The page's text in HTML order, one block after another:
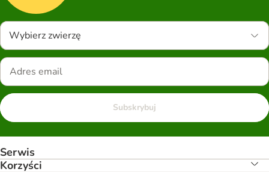
Wybierz zwierzę
Subskrybuj
Serwis
Korzyści